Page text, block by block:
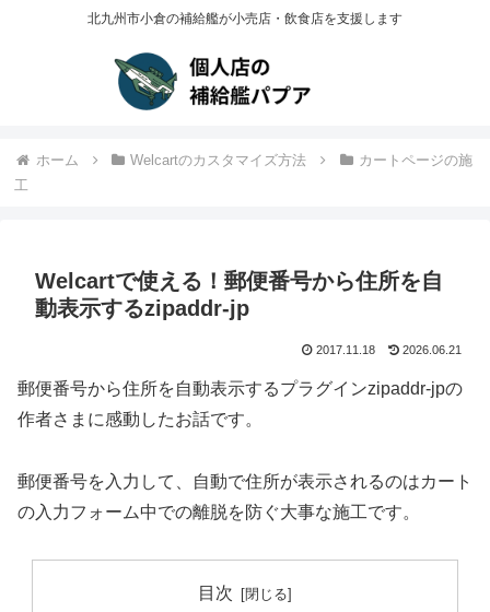
北九州市小倉の補給艦が小売店・飲食店を支援します
ホーム Welcartのカスタマイズ方法
カートページの施
工
Welcartで使える！郵便番号から住所を自
動表示するzipaddr-jp
2017.11.18 2026.06.21
郵便番号から住所を自動表示するプラグインzipaddr-jpの
作者さまに感動したお話です。
郵便番号を入力して、自動で住所が表示されるのはカート
の入力フォーム中での離脱を防ぐ大事な施工です。
目次